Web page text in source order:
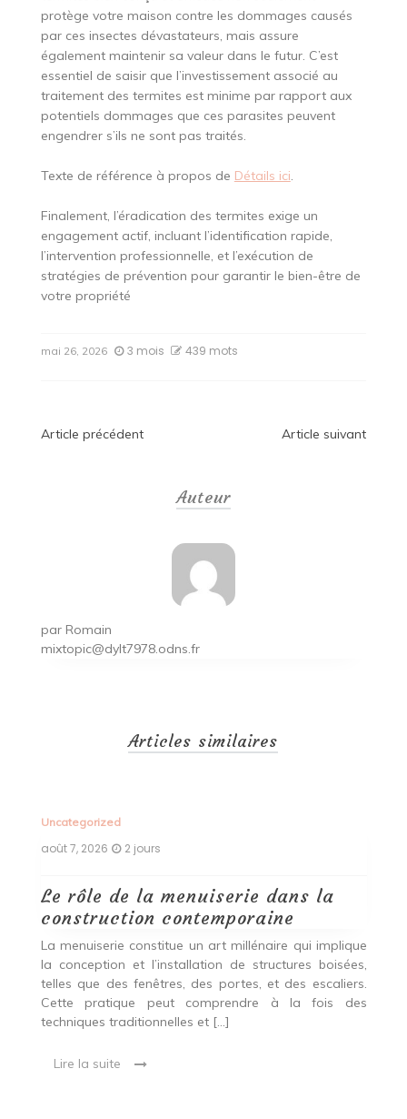
protège votre maison contre les dommages causés
par ces insectes dévastateurs, mais assure
également maintenir sa valeur dans le futur. C’est
essentiel de saisir que l’investissement associé au
traitement des termites est minime par rapport aux
potentiels dommages que ces parasites peuvent
engendrer s’ils ne sont pas traités.
Texte de référence à propos de Détails ici.
Finalement, l’éradication des termites exige un
engagement actif, incluant l’identification rapide,
l’intervention professionnelle, et l’exécution de
stratégies de prévention pour garantir le bien-être de
votre propriété
mai 26, 2026 3 mois 439 mots
Navigation
Article précédent Article suivant
Auteur
par Romain
mixtopic@dylt7978.odns.fr
Articles similaires
Uncategorized
août 7, 2026 2 jours
Le rôle de la menuiserie dans la
construction contemporaine
La menuiserie constitue un art millénaire qui implique
la conception et l’installation de structures boisées,
telles que des fenêtres, des portes, et des escaliers.
Cette pratique peut comprendre à la fois des
techniques traditionnelles et […]
Lire la suite